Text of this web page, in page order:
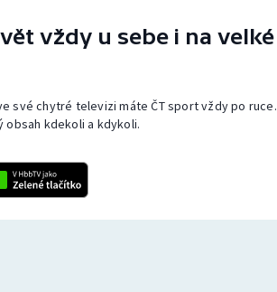
vždy u sebe i na velké
své chytré televizi máte ČT sport vždy po ruce.
obsah kdekoli a kdykoli.